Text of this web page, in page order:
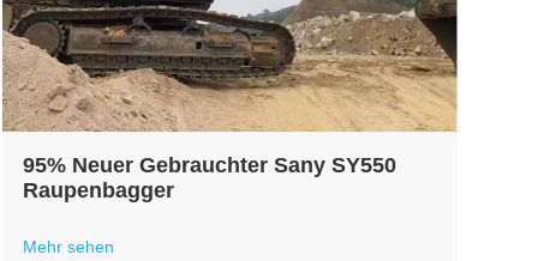
95% Neuer Gebrauchter Sany SY550
Raupenbagger
Mehr sehen